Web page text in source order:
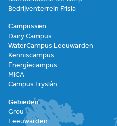
Bedrijventerrein Frisia
Campussen
Dairy Campus
WaterCampus Leeuwarden
Kenniscampus
Energiecampus
MICA
Campus Fryslân
Gebieden
Grou
Leeuwarden